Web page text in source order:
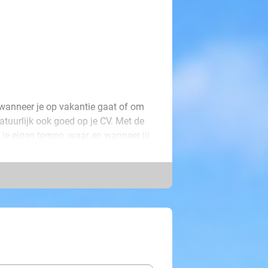
je op vakantie gaat of om
ook goed op je CV. Met de
eigen tempo, waar en wanneer jij
autoriteit op het gebied
60 maanden toegang tot het
smartphone onbeperkt toegang tot